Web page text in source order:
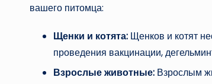
вашего питомца:
Щенки и котята: Щенков и котят
проведения вакцинации,
Взрослые животные: Взрослым